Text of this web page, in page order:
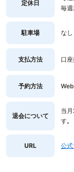
定休日
毎週
駐車場 なし
支払方法 口
予約方法
退会について
当
す｡
URL 公式